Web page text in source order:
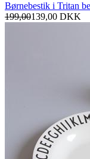
Børnebestik i Tritan
199,00139,00 DKK